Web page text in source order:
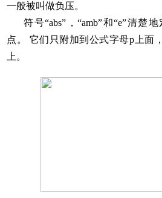
一般被叫做负压。
符号“abs”，“amb”和“e”清楚
点。 它们只附加到公式字母p上面
上。